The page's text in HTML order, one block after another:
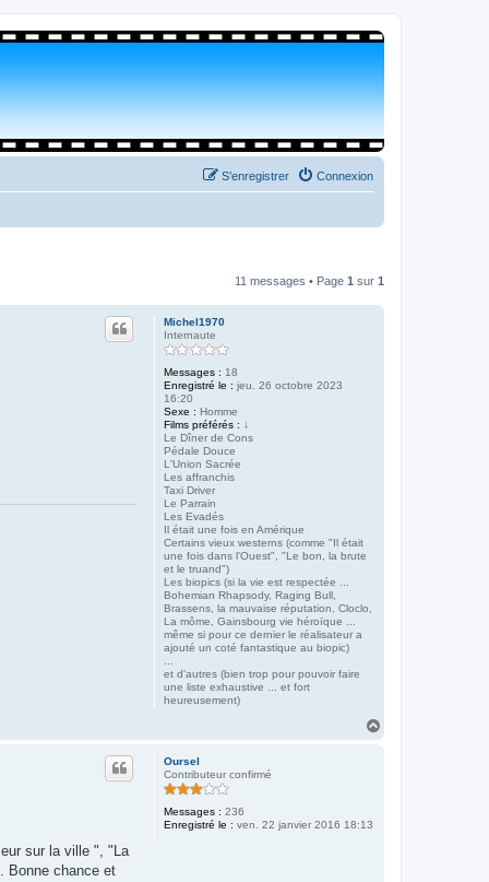
Connexion
S’enregistrer
11 messages • Page 1 sur 1
Michel1970
Internaute
Messages : 18
Enregistré le : jeu. 26 octobre 2023
16:20
Sexe : Homme
Films préférés : ↓
Le Dîner de Cons
Pédale Douce
L'Union Sacrée
Les affranchis
Taxi Driver
Le Parrain
Les Evadés
Il était une fois en Amérique
Certains vieux westerns (comme "Il était
une fois dans l'Ouest", "Le bon, la brute
et le truand")
Les biopics (si la vie est respectée ...
Bohemian Rhapsody, Raging Bull,
Brassens, la mauvaise réputation, Cloclo,
La môme, Gainsbourg vie héroïque ...
même si pour ce dernier le réalisateur a
ajouté un coté fantastique au biopic)
et d'autres (bien trop pour pouvoir faire
une liste exhaustive ... et fort
heureusement)
Oursel
Contributeur confirmé
Messages : 236
Enregistré le : ven. 22 janvier 2016 18:13
sur la ville ", "La
Bonne chance et